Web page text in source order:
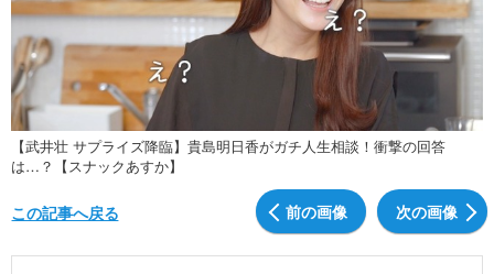
【武井壮 サプライズ降臨】貴島明日香がガチ人生相談！衝撃の回答
は…？【スナックあすか】
前の画像 次の画像
この記事へ戻る